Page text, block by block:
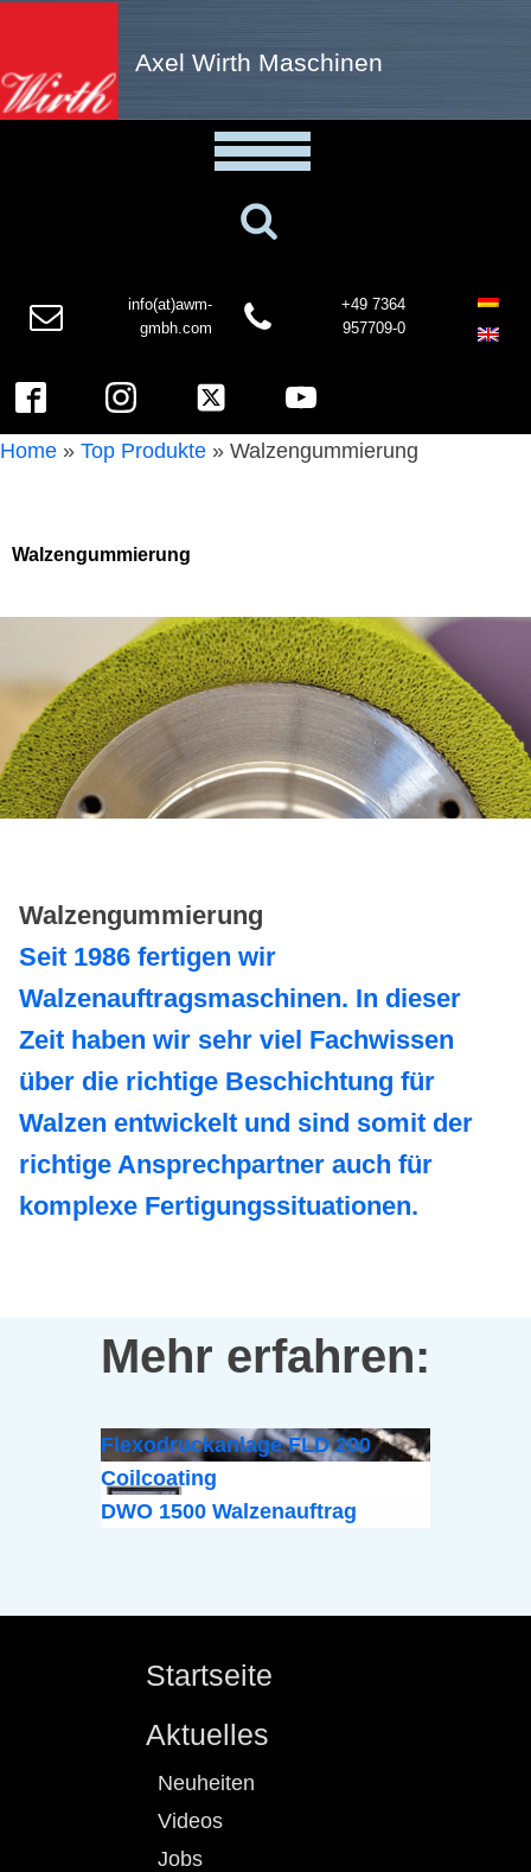
Axel Wirth Maschinen
info(at)awm-
gmbh.com
+49 7364
957709-0
Home » Top Produkte » Walzengummierung
Walzengummierung
Walzengummierung
Seit 1986 fertigen wir
Walzenauftragsmaschinen. In dieser
Zeit haben wir sehr viel Fachwissen
über die richtige Beschichtung für
Walzen entwickelt und sind somit der
richtige Ansprechpartner auch für
komplexe Fertigungssituationen.
Mehr erfahren:
Flexodruckanlage FLD 200
Coilcoating
DWO 1500 Walzenauftrag
Startseite
Aktuelles
Neuheiten
Videos
Jobs